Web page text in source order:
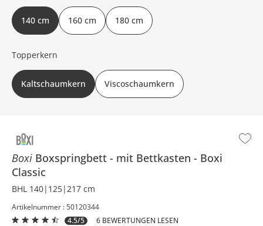
Boxi Boxspringbett mit Bettkasten
Boxi
Classic
BHL 140|125|217 cm
Artikelnummer : 50120344
4.5/5
6 BEWERTUNGEN LESEN
140 cm 160 cm 180 cm
Topperkern
Kaltschaumkern Viscoschaumkern